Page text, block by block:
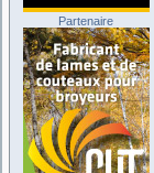
Partenaire